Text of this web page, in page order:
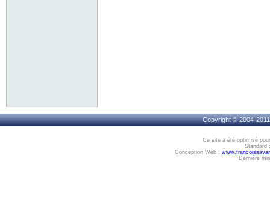
Copyright © 2004-
Ce site a été optimisé
Standard
Conception Web :
Dernière